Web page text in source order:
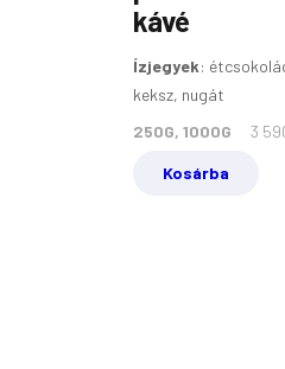
kávé
Ízjegyek:
keksz, nugát
250G, 1000G
3
Kosárba